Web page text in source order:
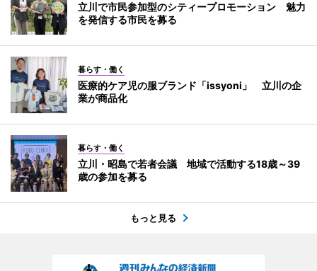
立川で市民参加型のシティープロモーション 魅力
を発信する市民を募る
暮らす・働く
医療的ケア児の服ブランド「issyoni」 立川の企
業が商品化
暮らす・働く
立川・昭島で若者会議 地域で活動する18歳～39
歳の参加を募る
もっと見る